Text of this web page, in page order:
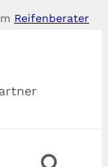
Reifenberater